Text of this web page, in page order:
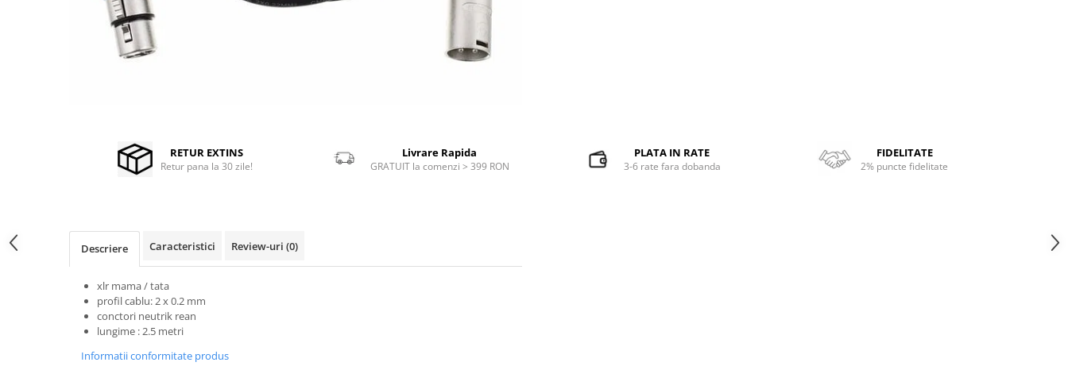
Microfoane pt Camere Video
Microfoane pt instalatii si
Microfoane wireless si sisteme
Accesorii de rack
Accesorii echipamente de studio
Controllere MIDI - USB DAW
Controllere monitoare de studio
Convertoare AD/DA
Interfete audio
RETUR EXTINS
Retur pana la 30 zile!
Livrare Rapida
GRATUIT la comenzi > 399 RON
PLATA IN RATE
3-6 rate fara dobanda
FIDELITATE
2% puncte fidelitate
Descriere Caracteristici Review-uri (0)
xlr mama / tata
profil cablu: 2 x 0.2 mm
conctori neutrik rean
lungime : 2.5 metri
Informatii conformitate produs